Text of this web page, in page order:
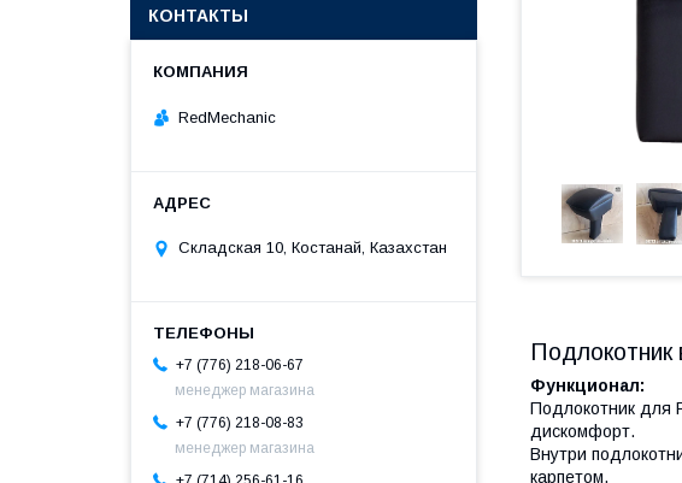
Функционал:
Подлокотник для
дискомфорт.
Внутри
карпетом.
КОНТАКТЫ
RedMechanic
Складская 10, Костанай, Казахстан
+7 (776) 218-06-67
менеджер магазина
+7 (776) 218-08-83
менеджер магазина